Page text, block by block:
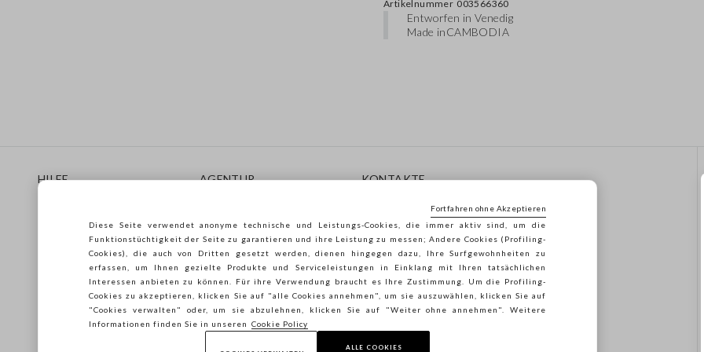
Artikelnummer 003566360
Entworfen in Venedig
Made inCAMBODIA
HILFE
Lieferungen
Rücksendungen
Care Guide
Leitfaden zur Größe
AGENTUR
Verkaufsbedingungen
Franchsing
Accessibility
Nachhaltigkeit
KONTAKTE
Senden Sie Uns Eine E-Mail
Folgen Sie Ihrer
Bestellung/Rücksendung
Diese Seite verwendet anonyme technische und Leistungs-Cookies, die immer aktiv sind, um die
Funktionstüchtigkeit der Seite zu garantieren und ihre Leistung zu messen; Andere Cookies (Profiling-
Cookies), die auch von Dritten gesetzt werden, dienen hingegen dazu, Ihre Surfgewohnheiten zu
erfassen, um Ihnen gezielte Produkte und Serviceleistungen in Einklang mit Ihren tatsächlichen
Interessen anbieten zu können. Für ihre Verwendung braucht es Ihre Zustimmung. Um die Profiling-
Cookies zu akzeptieren, klicken Sie auf "alle Cookies annehmen", um sie auszuwählen, klicken Sie auf
"Cookies verwalten" oder, um sie abzulehnen, klicken Sie auf "Weiter ohne annehmen". Weitere
Informationen finden Sie in unseren Cookie Policy
ALLE COOKIES
Fortfahren ohne Akzeptieren